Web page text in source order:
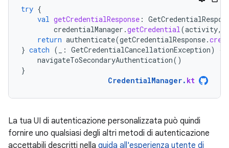
try {
val getCredentialResponse :
credentialManager .getCredential(activity,
return authenticate(getCredentialResponse.
} catch ( : GetCredentialCancellationException)
{
navigateToSecondaryAuthentication()
}
CredentialManager. kt
La tua UI di autenticazione personalizzata può quindi
fornire uno qualsiasi degli altri metodi di autenticazione
accettabili descritti nella guida all'esperienza utente di